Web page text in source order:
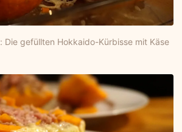
Die gefüllten Hokkaido-Kürbisse mit Käse